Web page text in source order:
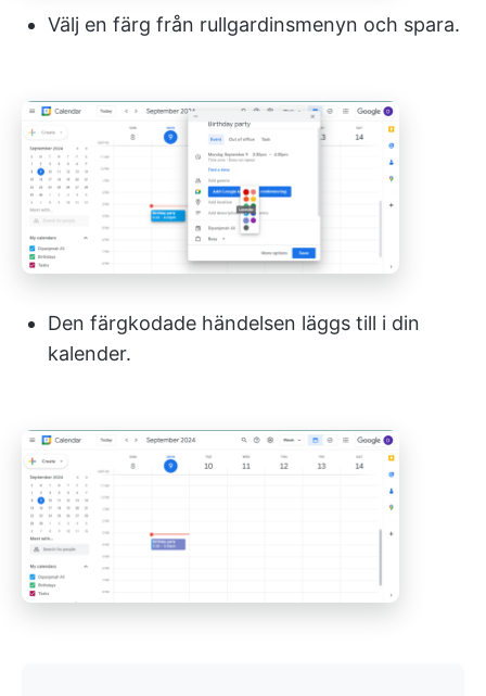
Välj en färg från rullgardinsmenyn och spara.
Den färgkodade händelsen läggs till i din
kalender.